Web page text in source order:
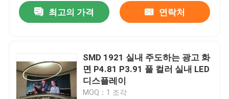
최고의 가격 연락처
SMD 1921 실내 주도하는 광고 화
면 P4.81 P3.91 풀 컬러 실내 LED
디스플레이
MOQ：1 조각